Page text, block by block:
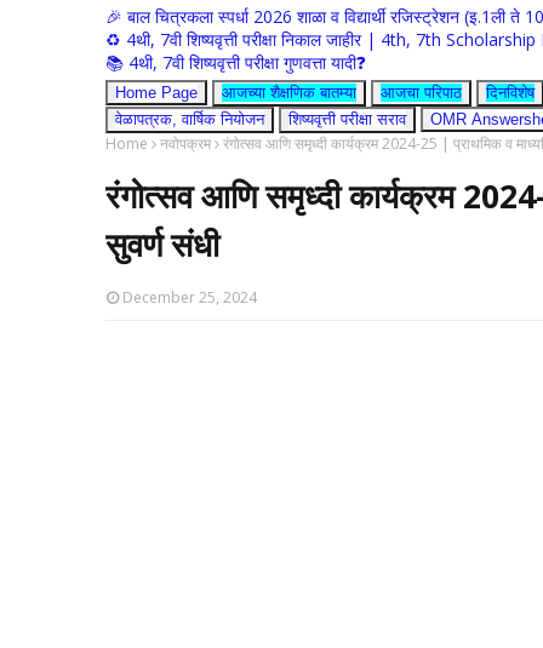
🎉 बाल चित्रकला स्पर्धा 2026 शाळा व विद्यार्थी रजिस्ट्रेशन (इ.1ली ते
♻️ 4थी, 7वी शिष्यवृत्ती परीक्षा निकाल जाहीर | 4th, 7th
📚 4थी, 7वी शिष्यवृत्ती परीक्षा गुणवत्ता यादी❓
Home Page आजच्या शैक्षणिक बातम्या आजचा परिपाठ
दिनविशेष
वेळापत्रक, वार्षिक नियोजन
शिष्यवृत्ती परीक्षा सराव OMR
Home नवोपक्रम रंगोत्सव आणि समृध्दी कार्यक्रम 2024-25 | प्राथमिक व
रंगोत्सव आणि समृध्दी कार्यक्रम
सुवर्ण संधी
December 25, 2024